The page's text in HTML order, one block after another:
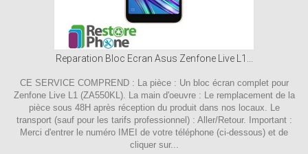
Reparation Bloc Ecran Asus Zenfone Live L1...
CE SERVICE COMPREND : La pièce : Un bloc écran complet pour
Zenfone Live L1 (ZA550KL). La main d'oeuvre : Le remplacement de la
pièce sous 48H après réception du produit dans nos locaux. Le
transport (sauf pour les tarifs professionnel) : Aller/Retour. Important :
Merci d'entrer le numéro IMEI de votre téléphone (ci-dessous) et de
cliquer sur...